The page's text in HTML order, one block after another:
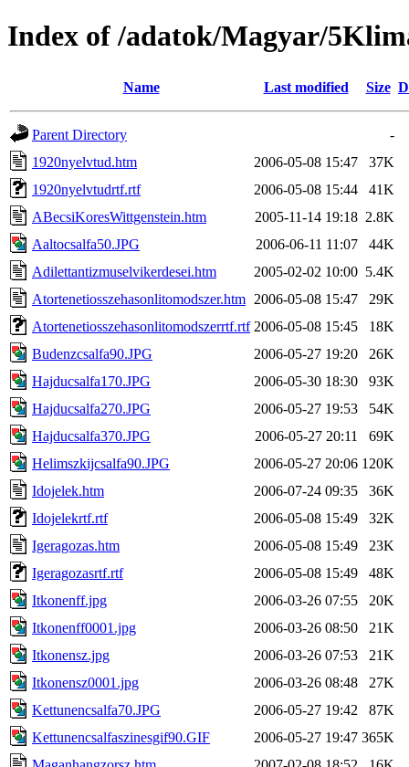
Index of /adatok/Magyar/
Name Last modified Size
Parent Directory
-
1920nyelvtud.htm
2006-05-08 15:47
37K
1920nyelvtudrtf.rtf
2006-05-08 15:44
41K
ABecsiKoresWittgenstein.htm
2005-11-14 19:18 2.8K
Aaltocsalfa50.JPG
2006-06-11 11:07
44K
Adilettantizmuselvikerdesei.htm
2005-02-02 10:00 5.4K
Atortenetiosszehasonlitomodszer.htm 2006-05-08 15:47
29K
Atortenetiosszehasonlitomodszerrtf.rtf 2006-05-08 15:45
18K
Budenzcsalfa90.JPG
2006-05-27 19:20
26K
Hajducsalfa170.JPG
2006-05-30 18:30
93K
Hajducsalfa270.JPG
2006-05-27 19:53
54K
Hajducsalfa370.JPG
2006-05-27 20:11
69K
Helimszkijcsalfa90.JPG
2006-05-27 20:06 120K
Idojelek.htm
2006-07-24 09:35
36K
Idojelekrtf.rtf
2006-05-08 15:49
32K
Igeragozas.htm
2006-05-08 15:49
23K
Igeragozasrtf.rtf
2006-05-08 15:49
48K
Itkonenff.jpg
2006-03-26 07:55
20K
Itkonenff0001.jpg
2006-03-26 08:50
21K
Itkonensz.jpg
2006-03-26 07:53
21K
Itkonensz0001.jpg
2006-03-26 08:48
27K
Kettunencsalfa70.JPG
2006-05-27 19:42
87K
Kettunencsalfaszinesgif90.GIF
2006-05-27 19:47 365K